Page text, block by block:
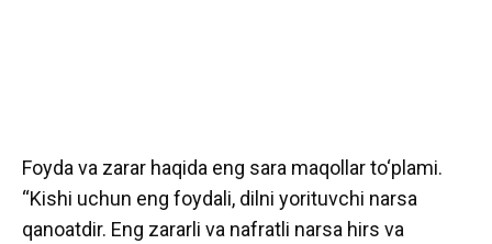
Foyda va zarar haqida eng sara maqollar to‘plami.
“Kishi uchun eng foydali, dilni yorituvchi narsa
qanoatdir. Eng zararli va nafratli narsa hirs va